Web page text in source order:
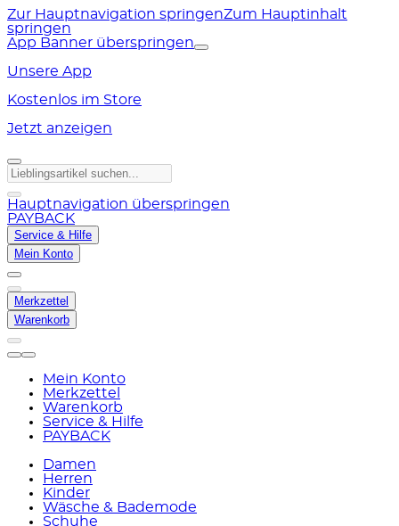
Zur Hauptnavigation springenZum Hauptinhalt
springen
App Banner überspringen
Unsere App
Kostenlos im Store
Jetzt anzeigen
Hauptnavigation überspringen
PAYBACK
Service & Hilfe
Mein Konto
Merkzettel
Warenkorb
Mein Konto
Merkzettel
Warenkorb
Service & Hilfe
PAYBACK
Damen
Herren
Kinder
Wäsche & Bademode
Schuhe